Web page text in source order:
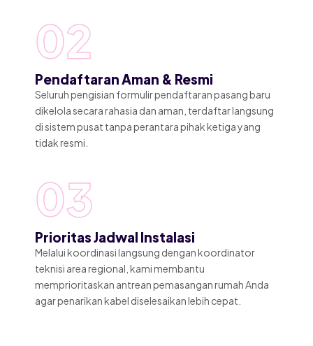
02
Pendaftaran Aman & Resmi
Seluruh pengisian formulir pendaftaran pasang baru
dikelola secara rahasia dan aman, terdaftar langsung
di sistem pusat tanpa perantara pihak ketiga yang
tidak resmi.
03
Prioritas Jadwal Instalasi
Melalui koordinasi langsung dengan koordinator
teknisi area regional, kami membantu
memprioritaskan antrean pemasangan rumah Anda
agar penarikan kabel diselesaikan lebih cepat.